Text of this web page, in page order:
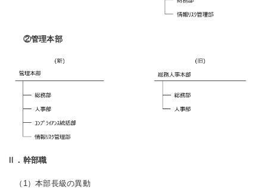
②管理本部
Ⅱ．幹部職
（1）本部長級の異動